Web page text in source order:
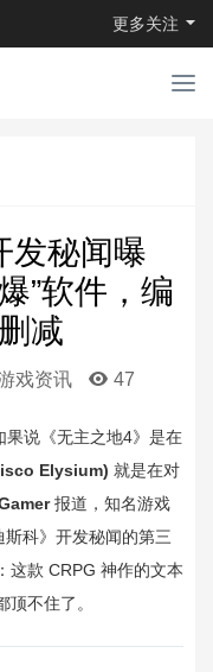
更多关注
导
发秘闻曝
”软件，编
减
戏资讯 47
果说《无主之地4》是在
Elysium) 就是在对
报道，知名游戏
科》开发秘闻的第三
这款 CRPG 神作的文本
不住了。